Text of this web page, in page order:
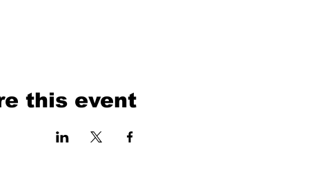
this event